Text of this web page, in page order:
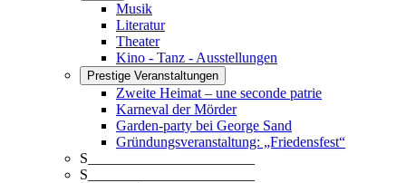
Musik
Literatur
Theater
Kino - Tanz - Ausstellungen
Prestige Veranstaltungen
Zweite Heimat – une seconde patrie
Karneval der Mörder
Garden-party bei George Sand
Gründungsveranstaltung: „Friedensfest“
S_______________________
S_______________________